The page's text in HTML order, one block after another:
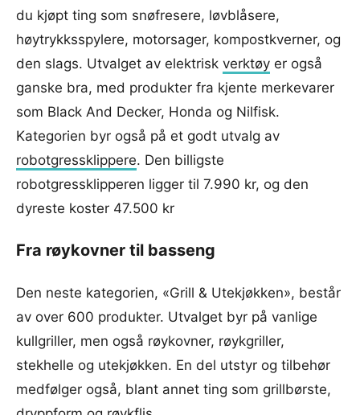
du kjøpt ting som snøfresere, løvblåsere,
høytrykksspylere, motorsager, kompostkverner, og
den slags. Utvalget av elektrisk verktøy er også
ganske bra, med produkter fra kjente merkevarer
som Black And Decker, Honda og Nilfisk.
Kategorien byr også på et godt utvalg av
robotgressklippere. Den billigste
robotgressklipperen ligger til 7.990 kr, og den
dyreste koster 47.500 kr
Fra røykovner til basseng
Den neste kategorien, «Grill & Utekjøkken», består
av over 600 produkter. Utvalget byr på vanlige
kullgriller, men også røykovner, røykgriller,
stekhelle og utekjøkken. En del utstyr og tilbehør
medfølger også, blant annet ting som grillbørste,